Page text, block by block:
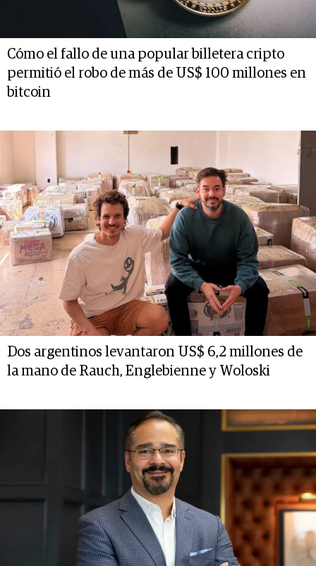
Cómo el fallo de una popular billetera cripto
permitió el robo de más de US$ 100 millones en
bitcoin
Dos argentinos levantaron US$ 6,2 millones de
la mano de Rauch, Englebienne y Woloski